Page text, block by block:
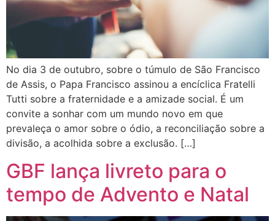
No dia 3 de outubro, sobre o túmulo de São Francisco
de Assis, o Papa Francisco assinou a encíclica Fratelli
Tutti sobre a fraternidade e a amizade social. É um
convite a sonhar com um mundo novo em que
prevaleça o amor sobre o ódio, a reconciliação sobre a
divisão, a acolhida sobre a exclusão. […]
GBF lança livreto para o
tempo de Advento e Natal